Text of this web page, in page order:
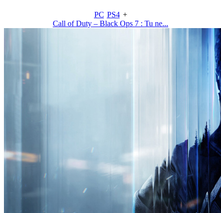
PC PS4 +
Call of Duty – Black Ops 7 : Tu ne...